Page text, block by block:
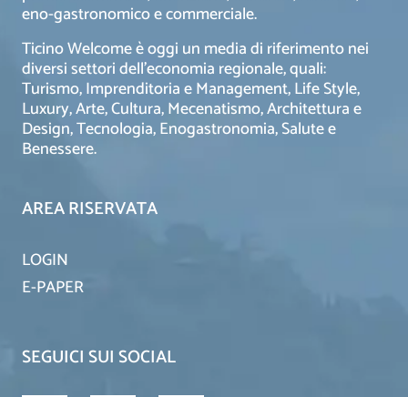
eno-gastronomico e commerciale.
Ticino Welcome è oggi un media di riferimento nei
diversi settori dell’economia regionale, quali:
Turismo, Imprenditoria e Management, Life Style,
Luxury, Arte, Cultura, Mecenatismo, Architettura e
Design, Tecnologia, Enogastronomia, Salute e
Benessere.
AREA RISERVATA
LOGIN
E-PAPER
SEGUICI SUI SOCIAL